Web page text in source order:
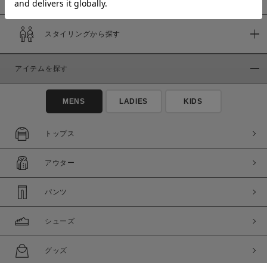
価格
～
商品タイプ
通常商品 予約商品
在庫
在庫あり 在庫なし含む
スタイリングから探す
アイテムを探す
MENS LADIES KIDS
トップス
アウター
パンツ
シューズ
グッズ